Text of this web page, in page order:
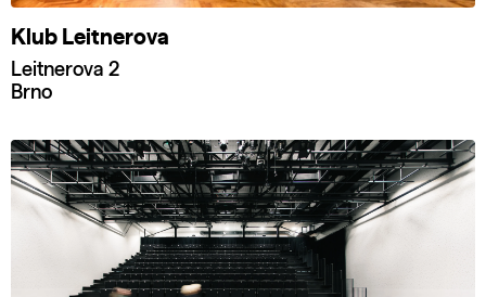
Klub Leitnerova
Leitnerova 2
Brno